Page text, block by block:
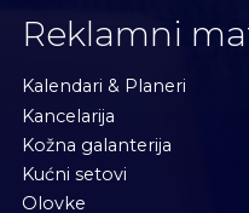
Reklamni
Kalendari & Planeri
Kancelarija
Kožna galanterija
Kućni setovi
Olovke